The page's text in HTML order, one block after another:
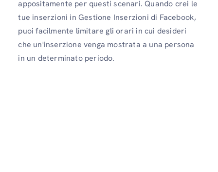
appositamente per questi scenari. Quando crei le
tue inserzioni in Gestione Inserzioni di Facebook,
puoi facilmente limitare gli orari in cui desideri
che un'inserzione venga mostrata a una persona
in un determinato periodo.